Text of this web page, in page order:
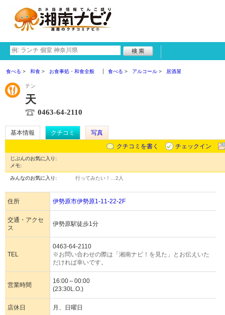
食べる 和食 お食事処・和食全般 食べる アルコール 居酒屋
テン
天
0463-64-2110
基本情報 クチコミ
写真
クチコミを書く
チェックイン
じぶんのお気に入り:
メモ:
みんなのお気に入り: 行ってみたい！… 2人
住所 伊勢原市伊勢原1-11-22-2F
交通・アクセ
ス
伊勢原駅徒歩1分
TEL
0463-64-2110
※お問い合わせの際は「湘南ナビ！を見た」とお伝えいた
だければ幸いです。
営業時間
16:00～00:00
(23:30L.O.)
店休日 月、日曜日